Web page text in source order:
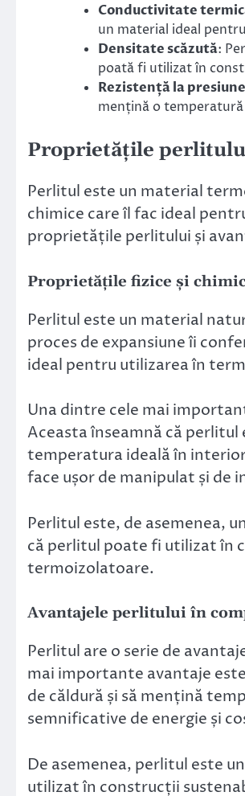
Conductivitate
un material ideal
Densitate scăzută:
poată fi utilizat în
Rezistență la presiune
mențină o
Proprietățile
Perlitul este un material
chimice care îl fac ideal
proprietățile perlitului și
Proprietățile fizice și
Perlitul este un material
proces de expansiune îi
ideal pentru utilizarea în
Una dintre cele mai
Aceasta înseamnă că perlitul
temperatura ideală în
face ușor de manipulat și de
Perlitul este, de asemenea,
că perlitul poate fi utilizat în
termoizolatoare.
Avantajele perlitului în
Perlitul are o serie de
mai importante avantaje
de căldură și să mențină
semnificative de energie și
De asemenea, perlitul este
utilizat în construcții